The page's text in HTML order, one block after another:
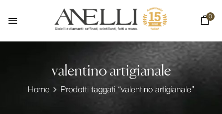
0
valentino artigianale
Home Prodotti taggati “valentino artigianale”